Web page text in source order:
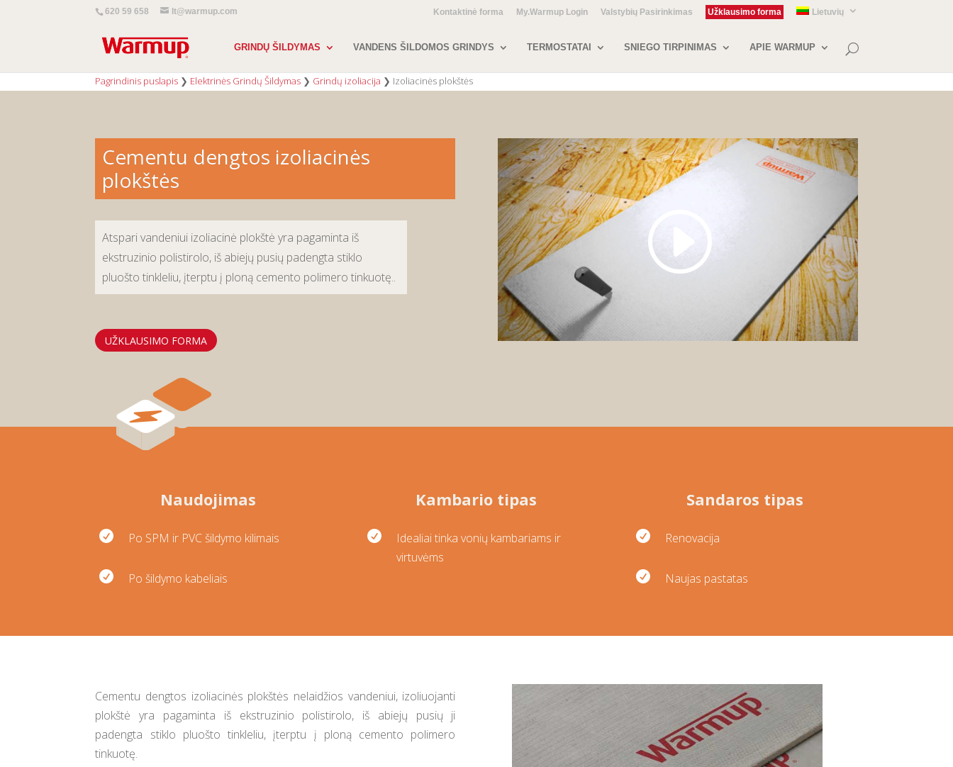
620 59 658 lt@warmup.com Kontaktinė forma My.Warmup Login Valstybių Pasirinkimas Užklausimo forma Lietuvių
GRINDŲ ŠILDYMAS VANDENS ŠILDOMOS GRINDYS TERMOSTATAI SNIEGO TIRPINIMAS APIE WARMUP
Pagrindinis puslapis ❯ Elektrinės Grindų Šildymas ❯ Grindų izoliacija ❯ Izoliacinės plokštės
Cementu dengtos izoliacinės
plokštės
Atspari vandeniui izoliacinė plokštė yra pagaminta iš
ekstruzinio polistirolo, iš abiejų pusių padengta stiklo
pluošto tinkleliu, įterptu į ploną cemento polimero tinkuotę..
UŽKLAUSIMO FORMA
Naudojimas
 Po SPM ir PVC šildymo kilimais
 Po šildymo kabeliais
Kambario tipas

Idealiai tinka vonių kambariams ir
virtuvėms
Sandaros tipas
 Renovacija
 Naujas pastatas
Cementu dengtos izoliacinės plokštės nelaidžios vandeniui, izoliuojanti
plokštė yra pagaminta iš ekstruzinio polistirolo, iš abiejų pusių ji
padengta stiklo pluošto tinkleliu, įterptu į ploną cemento polimero
tinkuotę.